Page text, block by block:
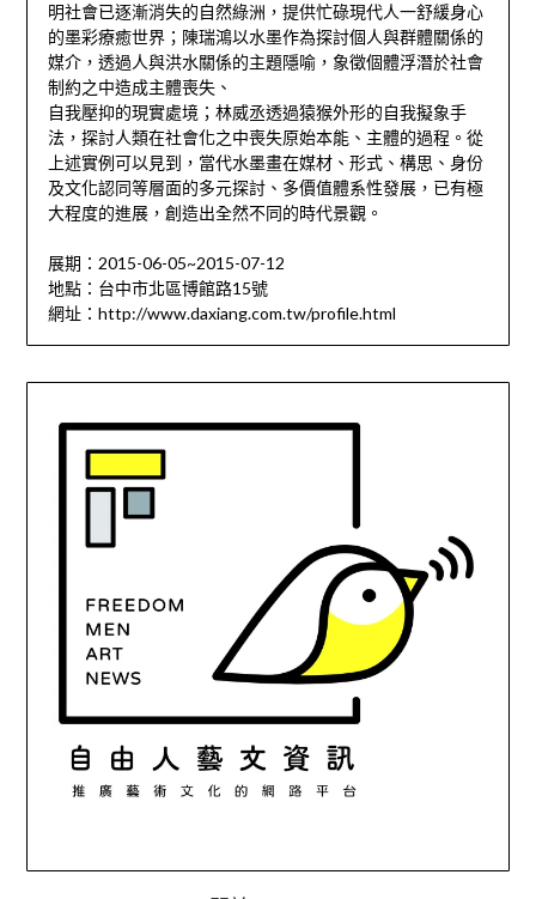
明社會已逐漸消失的自然綠洲，提供忙碌現代人一舒緩身心
的墨彩療癒世界；陳瑞鴻以水墨作為探討個人與群體關係的
媒介，透過人與洪水關係的主題隱喻，象徵個體浮潛於社會
制約之中造成主體喪失、
自我壓抑的現實處境；林威丞透過猿猴外形的自我擬象手
法，探討人類在社會化之中喪失原始本能、主體的過程。從
上述實例可以見到，當代水墨畫在媒材、形式、構思、身份
及文化認同等層面的多元探討、多價值體系性發展，已有極
大程度的進展，創造出全然不同的時代景觀。
展期：2015-06-05~2015-07-12
地點：台中市北區博館路15號
網址：http://www.daxiang.com.tw/profile.html